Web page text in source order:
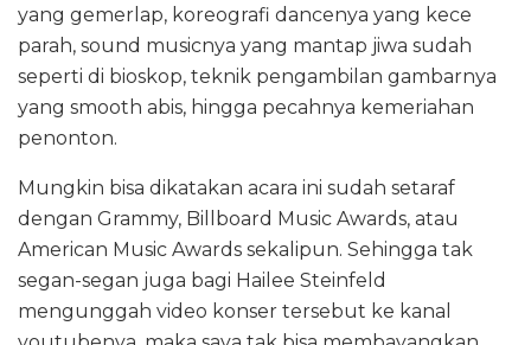
yang gemerlap, koreografi dancenya yang kece
parah, sound musicnya yang mantap jiwa sudah
seperti di bioskop, teknik pengambilan gambarnya
yang smooth abis, hingga pecahnya kemeriahan
penonton.
Mungkin bisa dikatakan acara ini sudah setaraf
dengan Grammy, Billboard Music Awards, atau
American Music Awards sekalipun. Sehingga tak
segan-segan juga bagi Hailee Steinfeld
mengunggah video konser tersebut ke kanal